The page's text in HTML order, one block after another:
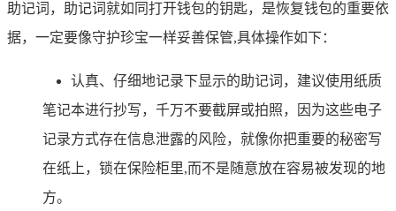
助记词，助记词就如同打开钱包的钥匙，是恢复钱包的重要依
据，一定要像守护珍宝一样妥善保管,具体操作如下：
认真、仔细地记录下显示的助记词，建议使用纸质
笔记本进行抄写，千万不要截屏或拍照，因为这些电子
记录方式存在信息泄露的风险，就像你把重要的秘密写
在纸上，锁在保险柜里,而不是随意放在容易被发现的地
方。